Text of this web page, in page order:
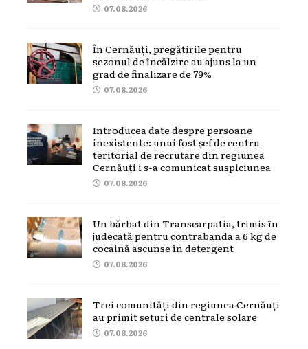
07.08.2026
În Cernăuți, pregătirile pentru
sezonul de încălzire au ajuns la un
grad de finalizare de 79%
07.08.2026
Introducea date despre persoane
inexistente: unui fost șef de centru
teritorial de recrutare din regiunea
Cernăuți i s-a comunicat suspiciunea
07.08.2026
Un bărbat din Transcarpatia, trimis în
judecată pentru contrabanda a 6 kg de
cocaină ascunse în detergent
07.08.2026
Trei comunități din regiunea Cernăuți
au primit seturi de centrale solare
07.08.2026